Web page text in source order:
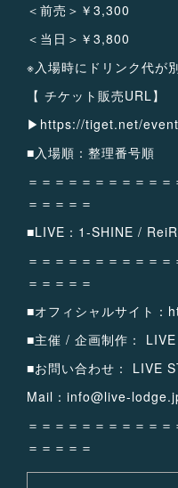
＜前売＞￥3,300
＜当日＞￥3,800
※入場時にドリンク代が
【 チケット販売URL】
▶︎https://tiget.net/
■入場順：整理番号順
＝＝＝＝＝＝＝＝＝＝
＝＝＝＝＝
■LIVE：1-SHINE /
＝＝＝＝＝＝＝＝＝＝
＝＝＝＝＝
■オフィシャルサイト
■主催 / 企画制作：
■お問い合わせ： LIVE
Mail：info@live-
＝＝＝＝＝＝＝＝＝＝
＝＝＝＝＝